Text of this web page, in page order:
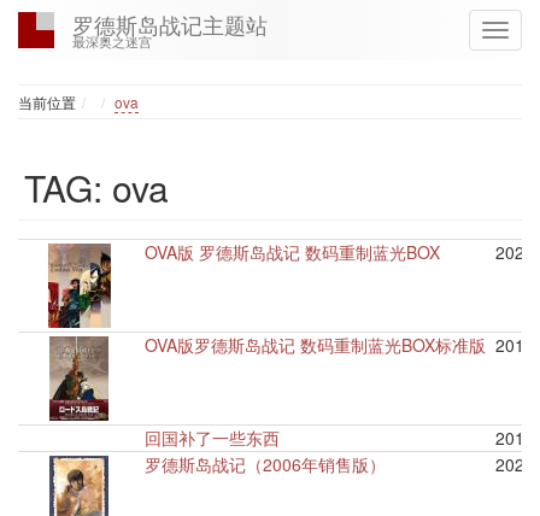
罗德斯岛战记主题站
最深奥之迷宫
当前位置 Home
ova
TAG: ova
OVA版 罗德斯岛战记 数码重制蓝光BOX
OVA版罗德斯岛战记 数码重制蓝光BOX标准版
回国补了一些东西
罗德斯岛战记（2006年销售版）